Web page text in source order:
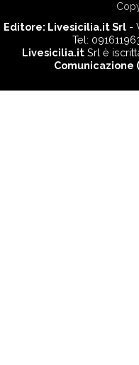
Editore: Livesicilia.it Srl -
Tel:
Livesicilia.it Srl è
Comunicazione